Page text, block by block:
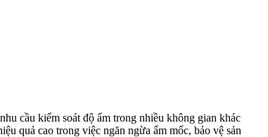
cầu kiểm soát độ ẩm trong nhiều không gian khác
quả cao trong việc ngăn ngừa ẩm mốc, bảo vệ sản